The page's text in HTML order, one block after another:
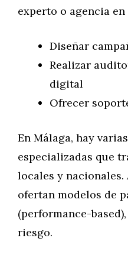
experto o agencia
Diseñar
Realizar
digital
Ofrecer
En Málaga, hay
especializadas que
locales y
ofertan modelos de
(performance-
riesgo.